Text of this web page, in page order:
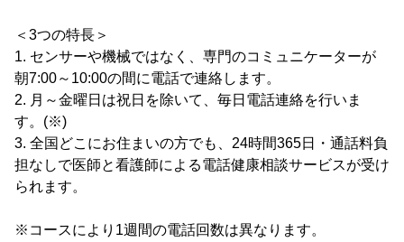
＜3つの特長＞
1. センサーや機械ではなく、専門のコミュニケーターが
朝7:00～10:00の間に電話で連絡します。
2. 月～金曜日は祝日を除いて、毎日電話連絡を行いま
す。(※)
3. 全国どこにお住まいの方でも、24時間365日・通話料負
担なしで医師と看護師による電話健康相談サービスが受け
られます。
※コースにより1週間の電話回数は異なります。